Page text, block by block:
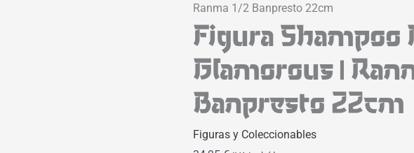
Ranma 1/2 Banpresto 22cm
Figura
Glamorous |
Banpresto 22cm
Figuras y Coleccionables